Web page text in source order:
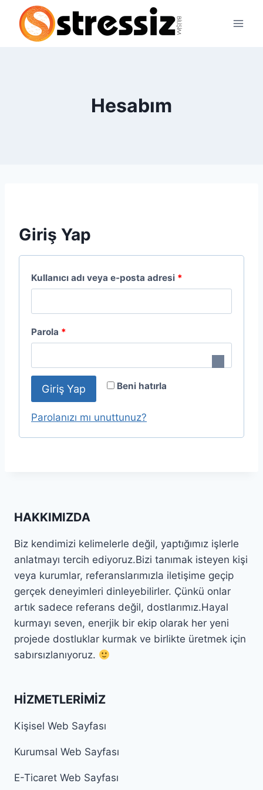
content
Hesabım
Giriş Yap
Kullanıcı adı veya e-posta adresi *
e
Parola *
r
e
k
l
Beni hatırla
Giriş Yap
Parolanızı mı unuttunuz?
HAKKIMIZDA
Biz kendimizi kelimelerle değil, yaptığımız işlerle
anlatmayı tercih ediyoruz.Bizi tanımak isteyen kişi
veya kurumlar, referanslarımızla iletişime geçip
gerçek deneyimleri dinleyebilirler. Çünkü onlar
artık sadece referans değil, dostlarımız.Hayal
kurmayı seven, enerjik bir ekip olarak her yeni
projede dostluklar kurmak ve birlikte üretmek için
sabırsızlanıyoruz.
HIZMETLERIMIZ
Kişisel Web Sayfası
Kurumsal Web Sayfası
E-Ticaret Web Sayfası